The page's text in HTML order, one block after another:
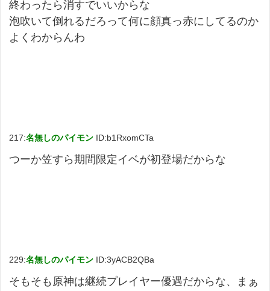
終わったら消すでいいからな
泡吹いて倒れるだろって何に顔真っ赤にしてるのか
よくわからんわ
217:名無しのパイモン ID:b1RxomCTa
つーか笠すら期間限定イベが初登場だからな
229:名無しのパイモン ID:3yACB2QBa
そもそも原神は継続プレイヤー優遇だからな、まぁ